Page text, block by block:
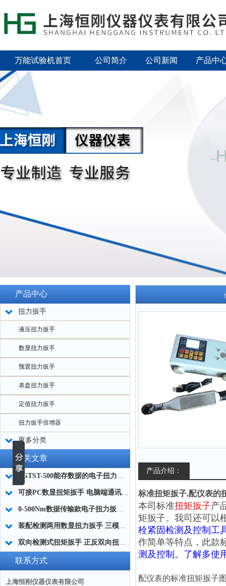
万能试验机首页 公司简介 公司新闻 产品中
产品中心
扭力扳手
液压扭力扳手
数显扭力扳手
预置扭力扳手
表盘扭力扳手
定值扭力扳手
扭力扳手倍增器
更多分类
相关文章
SGTST-500能存数据的电子扭力扳手 带工作记录的智能扭力扳手厂家
可接PC数显扭矩扳手 电脑端通讯力矩扳手 数据上传电脑电子扭力扳手厂家
0-500Nm数据传输款电子扭力扳手,信号输出追溯扭矩值的扭矩扳手
装配检测两用数显扭力扳手 三模式切换扭矩扳手 工业紧固测量力矩扳手品牌
双向检测式扭矩扳手 正反双向扭力测试检测扳手 正旋反旋力矩扳手厂家
联系方式
上海恒刚仪器仪表有限公司
产品介绍：
标准扭矩扳子,配仪表的
本司 标准扭矩扳子产
矩扳子。我司还可以
栓紧固检测及控制工
作简单等特点，此款
测及控制。了解多使
配仪表的标准扭矩扳子